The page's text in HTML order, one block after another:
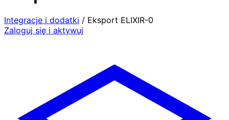
Integracje i dodatki / Eksport ELIXIR-0
Zaloguj się i aktywuj